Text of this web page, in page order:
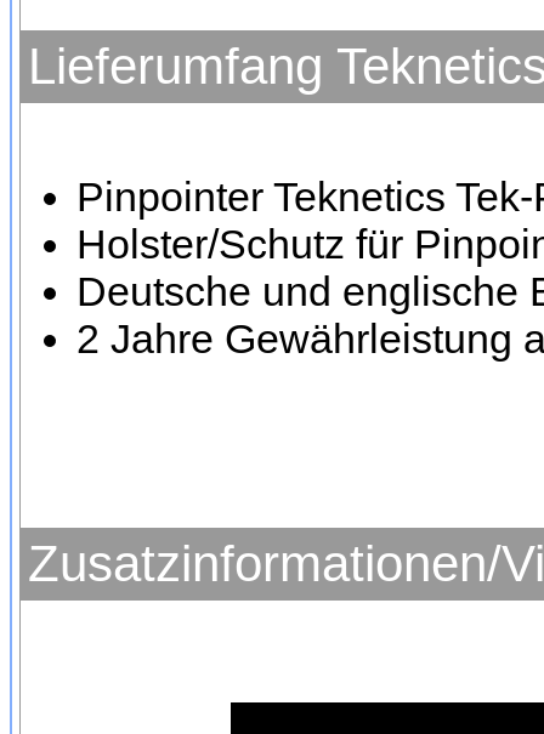
Lieferumfang
Pinpointer Teknetics
Holster/Schutz für
Deutsche und englische
2 Jahre Gewährleistung
Zusatzinformationen/